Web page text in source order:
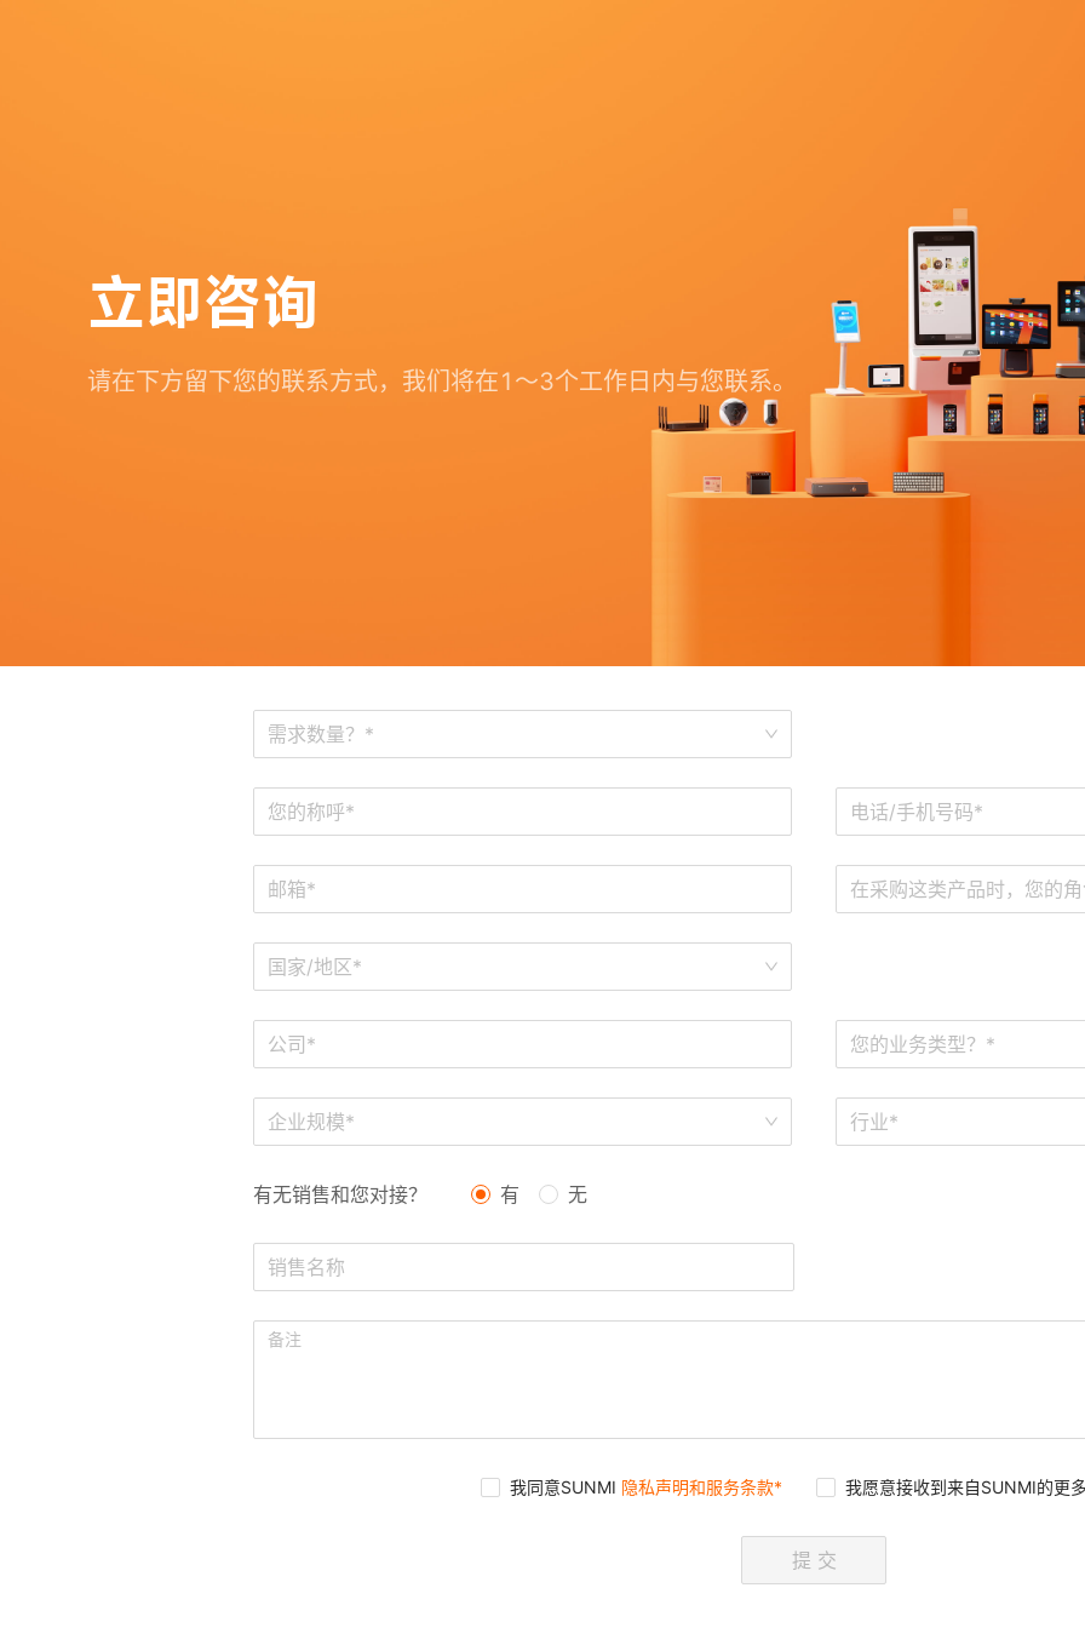
立即咨询
请在下方留下您的联系方式，我们将在1～3个工作日内与您联系。
需求数量？*
在采购这类产品时，您的
国家/地区*
您的业务类型？*
企业规模* 行业*
有无销售和您对接？ 有 无
我同意SUNMI 隐私声明和服务条款* 我愿意接收到来自SUNMI的更
提 交